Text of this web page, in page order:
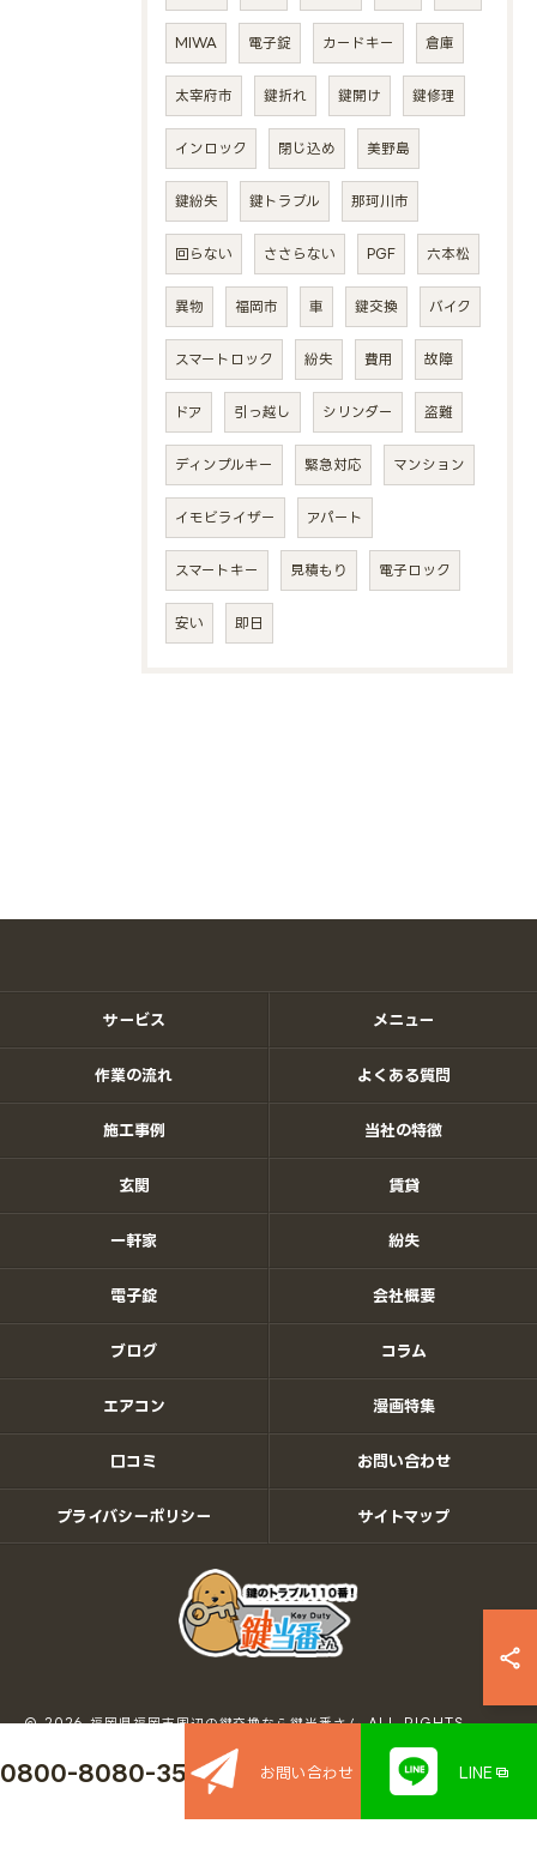
MIWA 電子錠 カードキー 倉庫
太宰府市 鍵折れ 鍵開け 鍵修理
インロック 閉じ込め 美野島
鍵紛失 鍵トラブル 那珂川市
回らない ささらない PGF 六本松
異物 福岡市 車 鍵交換 バイク
スマートロック 紛失 費用 故障
ドア 引っ越し シリンダー 盗難
ディンプルキー 緊急対応 マンション
イモビライザー アパート
スマートキー 見積もり 電子ロック
安い 即日
0800-8080-350 お問い合わせ LINE
サービス メニュー
作業の流れ よくある質問
施工事例 当社の特徴
玄関 賃貸
一軒家 紛失
電子錠 会社概要
ブログ コラム
エアコン 漫画特集
口コミ お問い合わせ
プライバシーポリシー サイトマップ
© 2026 福岡県福岡市周辺の鍵交換なら鍵当番さん ALL RIGHTS